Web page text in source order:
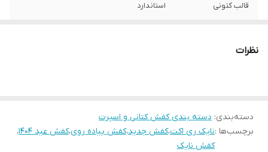
قالب کتونی استاندارد
میزان راحتی پا عالی
نحوه بسته شدن
نظرات
دسته‌بندی: دسته بندی کفش کتانی و اسپرت
برچسب‌ها :نایک ری اکت،کفش جدید،کفش پیاده روی،کفش عید 1404
،
کفش نایک